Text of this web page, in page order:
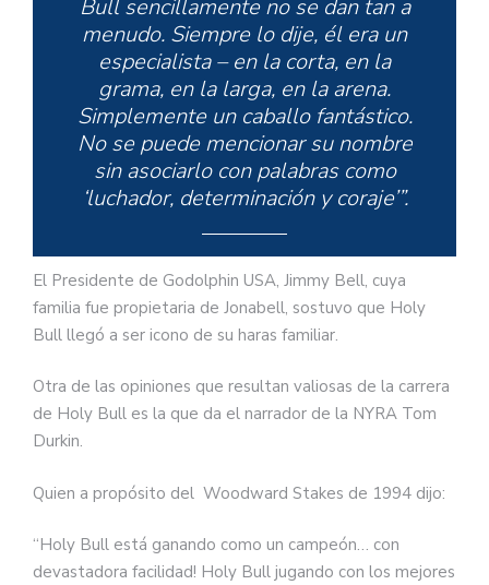
Bull sencillamente no se dan tan a
menudo. Siempre lo dije, él era un
especialista – en la corta, en la
grama, en la larga, en la arena.
Simplemente un caballo fantástico.
No se puede mencionar su nombre
sin asociarlo con palabras como
‘luchador, determinación y coraje’”.
El Presidente de Godolphin USA, Jimmy Bell, cuya
familia fue propietaria de Jonabell, sostuvo que Holy
Bull llegó a ser icono de su haras familiar.
Otra de las opiniones que resultan valiosas de la carrera
de Holy Bull es la que da el narrador de la NYRA Tom
Durkin.
Quien a propósito del Woodward Stakes de 1994 dijo:
“Holy Bull está ganando como un campeón… con
devastadora facilidad! Holy Bull jugando con los mejores